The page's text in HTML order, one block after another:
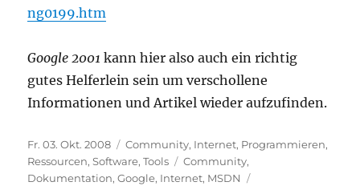
ng0199.htm
Google 2001kann hier also auch ein richtig
gutes Helferlein sein um verschollene
Informationen und Artikel wieder aufzufinden.
Veröffentlicht
am
Fr. 03. Okt. 2008 Kategorien
Community, Internet, Programmieren,
Ressourcen,Software,Tools Schlagwörter
Community,
Dokumentation,Google, Internet, MSDN